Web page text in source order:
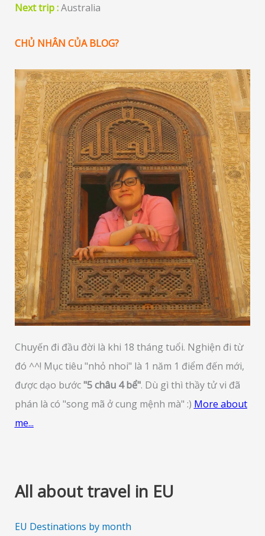
Next trip :Australia
CHỦ NHÂN CỦA BLOG?
Chuyến đi đầu đời là khi 18 tháng tuổi. Nghiện đi từ
đó ^^! Mục tiêu "nhỏ nhoi" là 1 năm 1 điểm đến mới,
được dạo bước"5 châu 4 bể". Dù gì thì thầy tử vi đã
phán là có "song mã ở cung mệnh mà" :) More about
me...
All about travel in EU
EU Destinations by month